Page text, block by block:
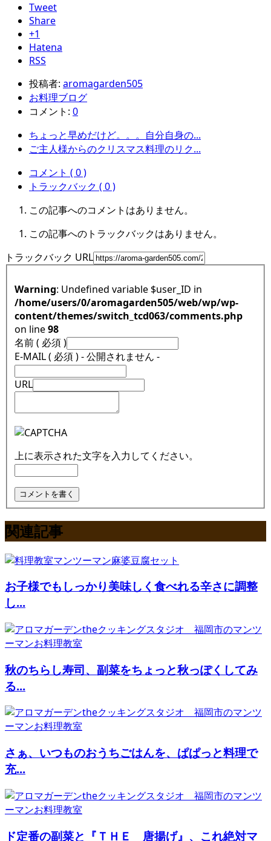
Tweet
Share
+1
Hatena
RSS
投稿者: aromagarden505
お料理ブログ
コメント: 0
ちょっと早めだけど。。。自分自身の...
ご主人様からのクリスマス料理のリク...
コメント ( 0 )
トラックバック ( 0 )
この記事へのコメントはありません。
この記事へのトラックバックはありません。
トラックバック URL
Warning : Undefined variable $user_ID in
/home/users/0/aromagarden505/web/wp/wp-
content/themes/switch_tcd063/comments.php
on line98
名前 ( 必須 )
E-MAIL ( 必須 ) - 公開されません -
URL
上に表示された文字を入力してください。
関連記事
お子様でもしっかり美味しく食べれる辛さに調整
し...
秋のちらし寿司、副菜をちょっと秋っぽくしてみ
る...
さぁ、いつものおうちごはんを、ぱぱっと料理で
充...
ド定番の副菜と『ＴＨＥ 唐揚げ』、これ絶対マ